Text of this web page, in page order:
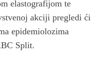
elastografijom te
akciji pregledi ći
epidemiolozima
Split.